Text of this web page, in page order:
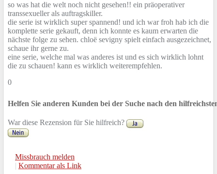
so was hat die welt noch nicht gesehen!! ein präoperativer
transsexueller als auftragskiller.
die serie ist wirklich super spannend! und ich war froh hab ich die
komplette serie gekauft, denn ich konnte es kaum erwarten die
nächste folge zu sehen. chloë sevigny spielt einfach ausgezeichnet,
schaue ihr gerne zu.
eine serie, welche mal was anderes ist und es sich wirklich lohnt
die zu schauen! kann es wirklich weiterempfehlen.
0
Helfen Sie anderen Kunden bei der Suche nach den
War diese Rezension für Sie hilfreich?
Missbrauch melden
| Kommentar als Link